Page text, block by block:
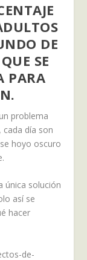
DE
SE
PARA
problema
día son
hoyo oscuro
única solución
así se
hacer